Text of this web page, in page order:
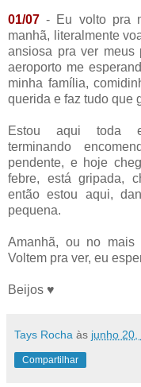
01/07- Eu volto pra
manhã, literalmente
ansiosa pra ver meus
aeroporto me
minha família,
querida e faz tudo que
Estou aqui toda
terminando
pendente, e hoje
febre, está gripada,
então estou aqui,
pequena.
Amanhã, ou no mais
Voltem pra ver, eu
Beijos ♥
Tays Rocha às junho 20,
Compartilhar